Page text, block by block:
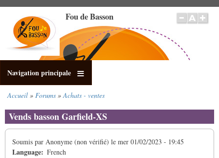
contenu
principal
Fou de Basson
Navigation principale
d'Ariane
Accueil Forums Achats - ventes
Vends basson Garfield-XS
Soumis par Anonyme (non vérifié) le mer 01/02/2023 - 19:45
Language
French